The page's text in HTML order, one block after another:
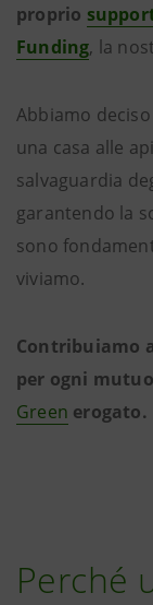
proprio
Funding, la
Abbiamo
una casa alle
salvaguardia
garantendo la
sono
viviamo.
Contribuiamo
per ogni
Green erogato.
Perché